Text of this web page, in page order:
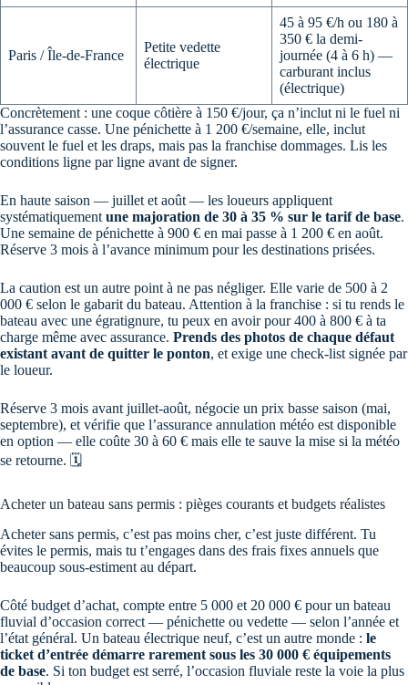
Paris / Île-de-France
Petite vedette
électrique
45 à 95 €/h ou 180 à
350 € la demi-
journée (4 à 6 h) —
carburant inclus
(électrique)
Concrètement : une coque côtière à 150 €/jour, ça n’inclut ni le fuel ni
l’assurance casse. Une pénichette à 1 200 €/semaine, elle, inclut
souvent le fuel et les draps, mais pas la franchise dommages. Lis les
conditions ligne par ligne avant de signer.
En haute saison — juillet et août — les loueurs appliquent
systématiquement une majoration de 30 à 35 % sur le tarif de base.
Une semaine de pénichette à 900 € en mai passe à 1 200 € en août.
Réserve 3 mois à l’avance minimum pour les destinations prisées.
La caution est un autre point à ne pas négliger. Elle varie de 500 à 2
000 € selon le gabarit du bateau. Attention à la franchise : si tu rends le
bateau avec une égratignure, tu peux en avoir pour 400 à 800 € à ta
charge même avec assurance. Prends des photos de chaque défaut
existant avant de quitter le ponton, et exige une check-list signée par
le loueur.
Réserve 3 mois avant juillet-août, négocie un prix basse saison (mai,
septembre), et vérifie que l’assurance annulation météo est disponible
en option — elle coûte 30 à 60 € mais elle te sauve la mise si la météo
se retourne. 🗓️
Acheter un bateau sans permis : pièges courants et budgets réalistes
Acheter sans permis, c’est pas moins cher, c’est juste différent. Tu
évites le permis, mais tu t’engages dans des frais fixes annuels que
beaucoup sous-estiment au départ.
Côté budget d’achat, compte entre 5 000 et 20 000 € pour un bateau
fluvial d’occasion correct — pénichette ou vedette — selon l’année et
l’état général. Un bateau électrique neuf, c’est un autre monde : le
ticket d’entrée démarre rarement sous les 30 000 € équipements
de base. Si ton budget est serré, l’occasion fluviale reste la voie la plus